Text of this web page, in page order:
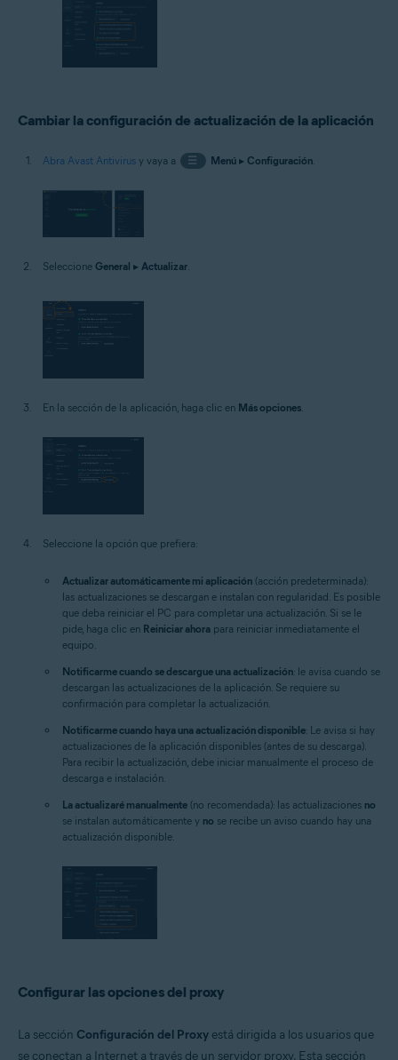
Cambiar la configuración de actualización de la aplicación
Abra Avast Antivirus y vaya a ☰ Menú▸ Configuración.
Seleccione General ▸ Actualizar
En la sección de la aplicación, haga clic en Más opciones
Seleccione la opción que prefiera:
Actualizar automáticamente mi aplicación (acción predeterminada):
las actualizaciones se descargan e instalan con regularidad. Es posible
que deba reiniciar el PC para completar una actualización. Si se le
pide, haga clic en Reiniciar ahora para reiniciar inmediatamente el
equipo.
Notificarme cuando se descargue una actualización: le avisa cuando se
descargan las actualizaciones de la aplicación. Se requiere su
confirmación para completar la actualización.
Notificarme cuando haya una actualización disponible: Le avisa si hay
actualizaciones de la aplicación disponibles (antes de su descarga).
Para recibir la actualización, debe iniciar manualmente el proceso de
descarga e instalación.
La actualizaré manualmente (no recomendada): las actualizaciones no
se instalan automáticamente y no se recibe un aviso cuando hay una
actualización disponible.
Configurar las opciones del proxy
La sección Configuración del Proxy está dirigida a los usuarios que
se conectan a Internet a través de un servidor proxy. Esta sección